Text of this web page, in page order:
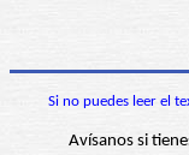
Si no puedes leer el
Avísanos si